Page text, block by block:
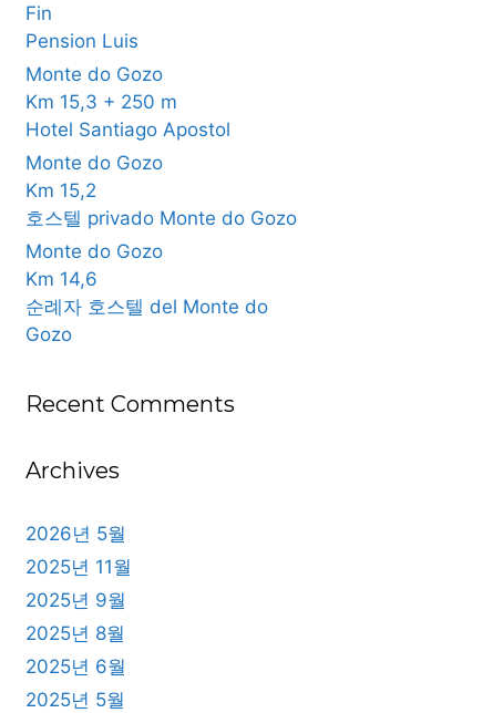
Fin
Pension Luis
Monte do Gozo
Km 15,3 + 250 m
Hotel Santiago Apostol
Monte do Gozo
Km 15,2
호스텔 privado Monte do Gozo
Monte do Gozo
Km 14,6
순례자 호스텔 del Monte do
Gozo
Recent Comments
Archives
2026년 5월
2025년 11월
2025년 9월
2025년 8월
2025년 6월
2025년 5월